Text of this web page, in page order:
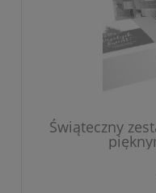
Świąteczny